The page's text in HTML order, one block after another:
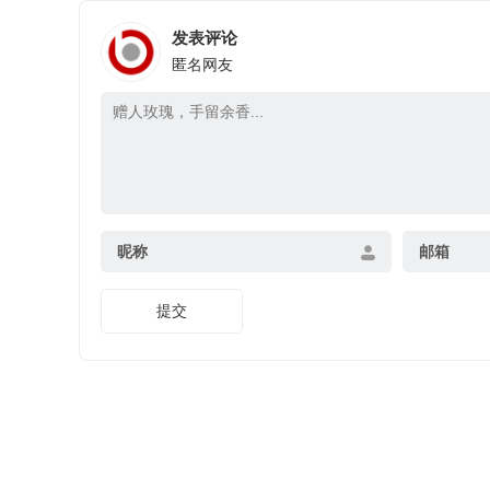
发表评论
匿名网友
昵称 邮箱
提交